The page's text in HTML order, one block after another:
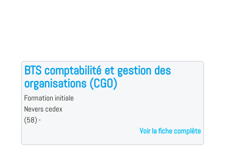
BTS comptabilité et gestion des
organisations (CGO)
Formation initiale
Nevers cedex
(58) -
Voir la fiche complète